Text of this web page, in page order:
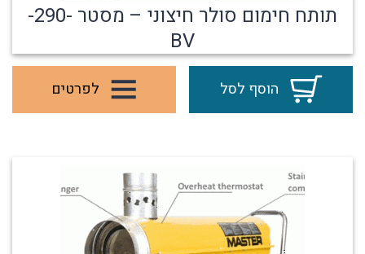
תותח חימום סולר חיצוני – מסטר -290-
BV
הוסף לסל לפרטים